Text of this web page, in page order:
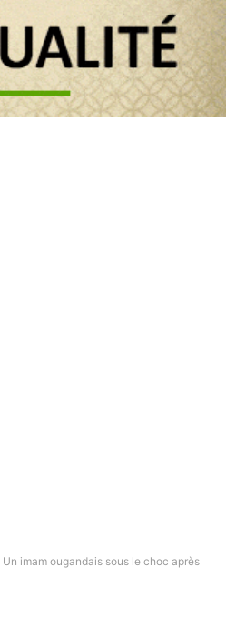
Un imam ougandais sous le choc après